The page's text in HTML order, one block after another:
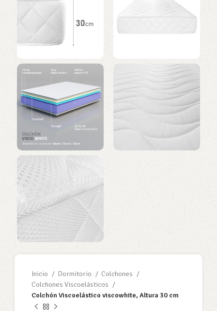
Inicio Dormitorio
Colchones
Colchones Viscoelásticos
Colchón Viscoelástico viscowhite, Altura 30 cm